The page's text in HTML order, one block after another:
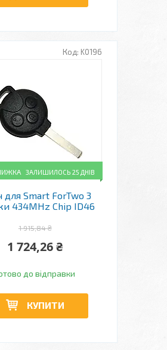
K0196
ЗАЛИШИЛОСЬ 25 ДНІВ
для Smart ForTwo 3
434MHz Chip ID46
1 915,84 ₴
1 724,26 ₴
до відправки
КУПИТИ